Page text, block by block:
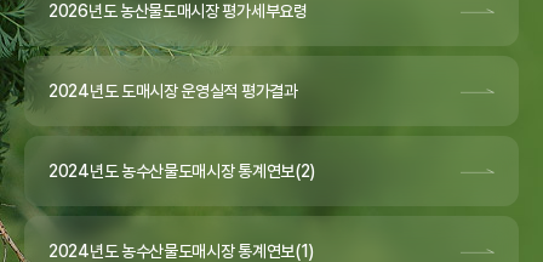
2026년도 농산물도매시장 평가세부요령
2024년도 도매시장 운영실적 평가결과
2024년도 농수산물도매시장 통계연보(2)
2024년도 농수산물도매시장 통계연보(1)